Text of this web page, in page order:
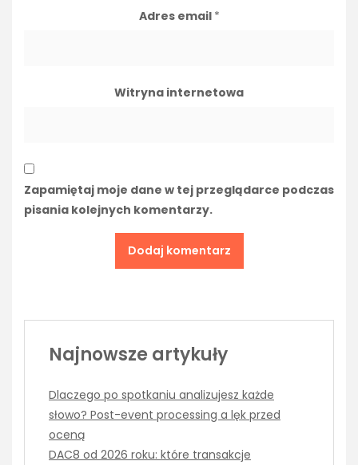
Adres email *
Witryna internetowa
Zapamiętaj moje dane w tej przeglądarce podczas
pisania kolejnych komentarzy.
Najnowsze artykuły
Dlaczego po spotkaniu analizujesz każde
słowo? Post-event processing a lęk przed
oceną
DAC8 od 2026 roku: które transakcje